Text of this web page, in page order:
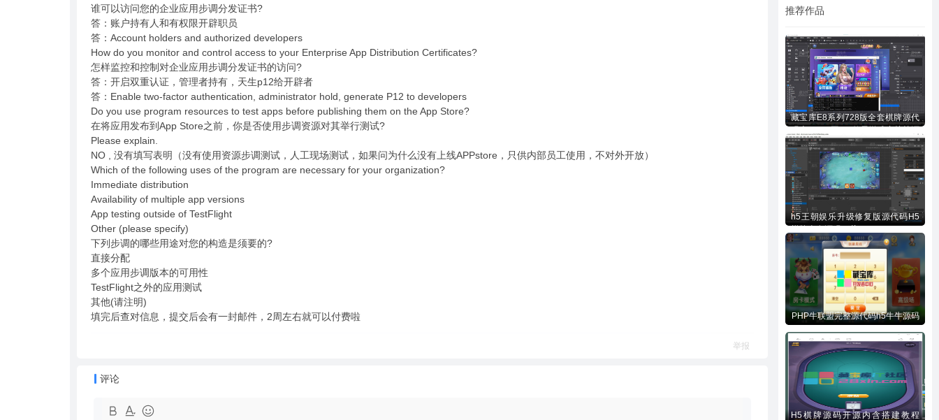
谁可以访问您的企业应用步调分发证书?
答：账户持有人和有权限开辟职员
答：Account holders and authorized developers
How do you monitor and control access to your Enterprise App Distribution Certificates?
怎样监控和控制对企业应用步调分发证书的访问?
答：开启双重认证，管理者持有，天生p12给开辟者
答：Enable two-factor authentication, administrator hold, generate P12 to developers
Do you use program resources to test apps before publishing them on the App Store?
在将应用发布到App Store之前，你是否使用步调资源对其举行测试?
Please explain.
NO , 没有填写表明（没有使用资源步调测试，人工现场测试，如果问为什么没有上线APPstore，只供内部员工使用，不对外开放）
Which of the following uses of the program are necessary for your organization?
Immediate distribution
Availability of multiple app versions
App testing outside of TestFlight
Other (please specify)
下列步调的哪些用途对您的构造是须要的?
直接分配
多个应用步调版本的可用性
TestFlight之外的应用测试
其他(请注明)
填完后查对信息，提交后会有一封邮件，2周左右就可以付费啦
举报
评论
推荐作品
藏宝库E8系列728版全套棋牌源代
码下载
h5王朝娱乐升级修复版源代码H5
PHP牛联盟完整源代码h5牛牛源码
H5棋牌源码开源内含搭建教程